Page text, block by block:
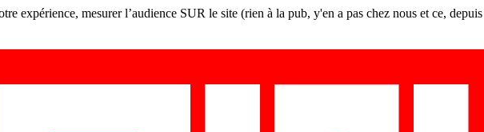
expérience, mesurer l’audience SUR le site (rien à la pub, y'en a pas chez nous et ce,